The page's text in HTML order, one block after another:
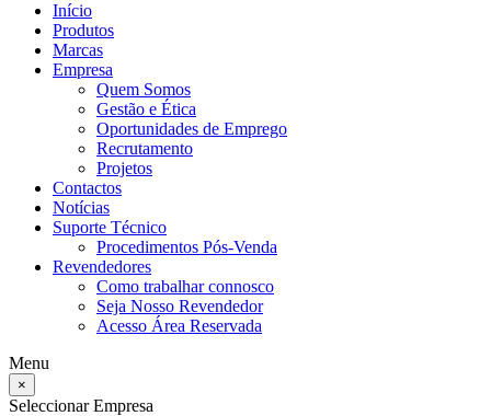
Início
Produtos
Marcas
Empresa
Quem Somos
Gestão e Ética
Oportunidades de Emprego
Recrutamento
Projetos
Contactos
Notícias
Suporte Técnico
Procedimentos Pós-Venda
Revendedores
Como trabalhar connosco
Seja Nosso Revendedor
Acesso Área Reservada
Menu
×
Seleccionar Empresa